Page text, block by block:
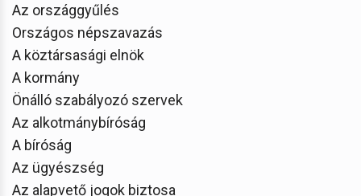
Az országgyűlés
Országos népszavazás
A köztársasági elnök
A kormány
Önálló szabályozó szervek
Az alkotmánybíróság
A bíróság
Az ügyészség
Az alapvető jogok biztosa